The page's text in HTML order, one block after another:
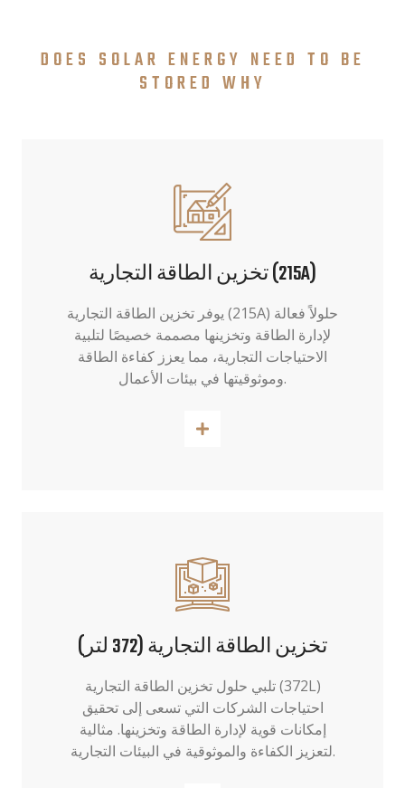
DOES SOLAR ENERGY NEED TO BE
STORED WHY
تخزين الطاقة التجارية (215A)
يوفر تخزين الطاقة التجارية (215A) حلولاً فعالة
لإدارة الطاقة وتخزينها مصممة خصيصًا لتلبية
الاحتياجات التجارية، مما يعزز كفاءة الطاقة
وموثوقيتها في بيئات الأعمال.
تخزين الطاقة التجارية (372 لتر)
تلبي حلول تخزين الطاقة التجارية (372L)
احتياجات الشركات التي تسعى إلى تحقيق
إمكانات قوية لإدارة الطاقة وتخزينها. مثالية
لتعزيز الكفاءة والموثوقية في البيئات التجارية.